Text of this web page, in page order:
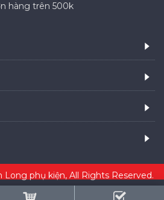
hàng trên 500k
Long phụ kiện, All Rights Reserved.